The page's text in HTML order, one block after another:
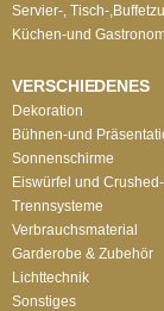
Servier-, Tisch-
Küchen-und
VERSCHIEDENES
Dekoration
Bühnen-und
Sonnenschirme
Eiswürfel und
Trennsysteme
Verbrauchsmaterial
Garderobe & Zubehör
Lichttechnik
Sonstiges